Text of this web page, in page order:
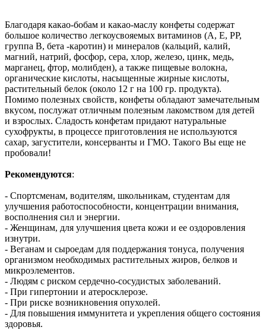
Благодаря какао-бобам и какао-маслу конфеты содержат
большое количество легкоусвояемых витаминов (А, Е, РР,
группа В, бета -каротин) и минералов (кальций, калий,
магний, натрий, фосфор, сера, хлор, железо, цинк, медь,
марганец, фтор, молибден), а также пищевые волокна,
органические кислоты, насыщенные жирные кислоты,
растительный белок (около 12 г на 100 гр. продукта).
Помимо полезных свойств, конфеты обладают замечательным
вкусом, послужат отличным полезным лакомством для детей
и взрослых. Сладость конфетам придают натуральные
сухофрукты, в процессе приготовления не используются
сахар, загустители, консерванты и ГМО. Такого Вы еще не
пробовали!
Рекомендуются:
- Спортсменам, водителям, школьникам, студентам для
улучшения работоспособности, концентрации внимания,
восполнения сил и энергии.
- Женщинам, для улучшения цвета кожи и ее оздоровления
изнутри.
- Веганам и сыроедам для поддержания тонуса, получения
организмом необходимых растительных жиров, белков и
микроэлементов.
- Людям с риском сердечно-сосудистых заболеваний.
- При гипертонии и атеросклерозе.
- При риске возникновения опухолей.
- Для повышения иммунитета и укрепления общего состояния
здоровья.